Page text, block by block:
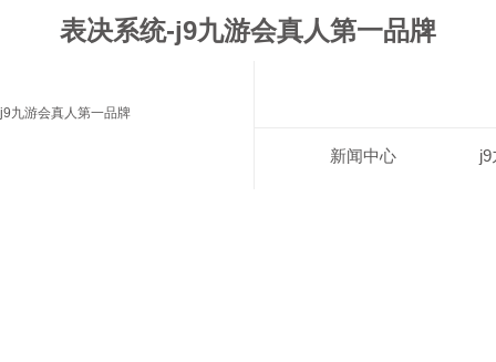
表决系统-j9九游会真人第一品牌
j9九游会真人第一品牌
新闻中心